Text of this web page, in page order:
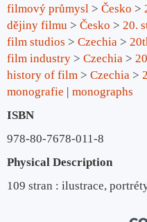
filmový průmysl > Česko >
dějiny filmu > Česko > 20.
film studios > Czechia >
film industry > Czechia >
history of film > Czechia >
monografie
monographs
ISBN
978-80-7678-011-8
Physical Description
109 stran : ilustrace,